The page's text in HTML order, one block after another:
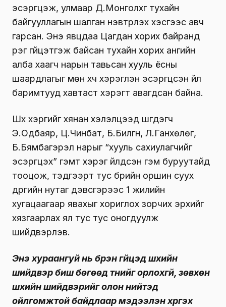
эсэргүүцэж, улмаар Д.Монголхүүг тухайн
байгууллагын шалган нэвтрүүлэх хэсгээс авч
гарсан. Энэ явцдаа Цагдан хорих байранд
үүрэг гүйцэтгэж байсан тухайн хорих ангийн
алба хаагч нарын тавьсан хууль ёсны
шаардлагыг мөн хүч хэрэглэн эсэргүүцсэн үйл
баримтууд хавтаст хэрэгт авагдсан байна.
Шүүх хэргийг хянан хэлэлцээд шүүгдэгч
Э.Одбаяр, Ц.Чинбат, Б.Билгүүн, Л.Ганхөлөг,
Б.Бямбагэрэл нарыг “хууль сахиулагчийг
эсэргүүцэх” гэмт хэрэг үйлдсэн гэм буруутайд
тооцож, тэдгээрт тус бүрийн оршин суух
дүүргийн нутаг дэвсгэрээс 1 жилийн
хугацаагаар явахыг хориглох зорчих эрхийг
хязгаарлах ял тус тус оногдуулж
шийдвэрлэв.
Энэ хураангуй нь бүрэн гүйцэд шүүхийн
шийдвэр биш бөгөөд түүнийг орлохгүй, зөвхөн
шүүхийн шийдвэрийг олон нийтэд
ойлгомжтой байдлаар мэдээлэн хүргэх